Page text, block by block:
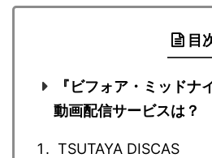
目
『ビフォア・ミッドナ
動画配信サービスは？
TSUTAYA DISCAS